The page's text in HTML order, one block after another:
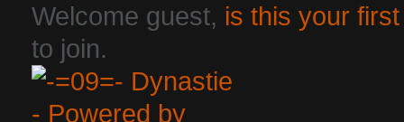
Welcome guest, is this your
to join.